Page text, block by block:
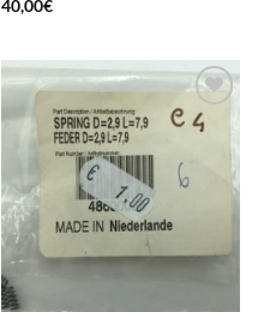
40,00€
Aggiungi
alla lista
desideri